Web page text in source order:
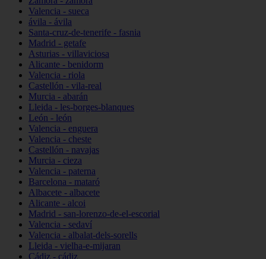
Valencia - sueca
ávila - ávila
Santa-cruz-de-tenerife - fasnia
Madrid - getafe
Asturias - villaviciosa
Alicante - benidorm
Valencia - riola
Castellón - vila-real
Murcia - abarán
Lleida - les-borges-blanques
León - león
Valencia - enguera
Valencia - cheste
Castellón - navajas
Murcia - cieza
Valencia - paterna
Barcelona - mataró
Albacete - albacete
Alicante - alcoi
Madrid - san-lorenzo-de-el-escorial
Valencia - sedaví
Valencia - albalat-dels-sorells
Lleida - vielha-e-mijaran
Cádiz - cádiz